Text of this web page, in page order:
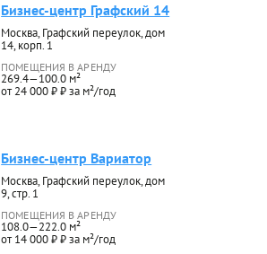
Бизнес-центр Графский 14
Москва, Графский переулок, дом
14, корп. 1
ПОМЕЩЕНИЯ В АРЕНДУ
269.4—100.0 м²
от 24 000 ₽ ₽ за м²/год
Бизнес-центр Вариатор
Москва, Графский переулок, дом
9, стр. 1
ПОМЕЩЕНИЯ В АРЕНДУ
108.0—222.0 м²
от 14 000 ₽ ₽ за м²/год